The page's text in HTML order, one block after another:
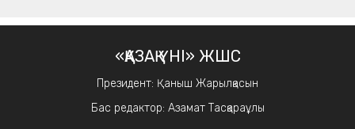
«ҚАЗАҚ ҮНІ» ЖШС
Президент: Қаныш Жарылқасын
Бас редактор: Азамат Тасқараұлы